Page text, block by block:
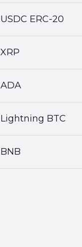
USDC ERC-20
XRP
ADA
Lightning BTC
BNB